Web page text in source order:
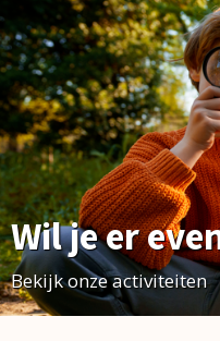
Wil je er
Bekijk onze activiteiten